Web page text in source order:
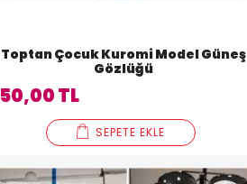
Toptan Çocuk Kuromi Model Güneş
Gözlüğü
50,00 TL
SEPETE EKLE